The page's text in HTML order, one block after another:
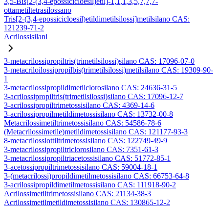
ottametiltetrasilossano
Tris[2-(3,4-epossicicloesil)etildimetilsilossi]metilsilano CAS:
121239-71-2
Acrilossisilani
3-metacrilossipropiltris(trimetilsilossi)silano CAS: 17096-07-0
3-metacriloilossipropilbis(trimetilsilossi)metilsilano CAS: 19309-90-
1
3-metacrilossipropildimetilclorosilano CAS: 24636-31-5
3-acrilossipropiltris(trimetilsilossi)silano CAS: 17096-12-7
3-acrilossipropiltrimetossisilano CAS: 4369-14-6
3-acrilossipropilmetildimetossisilano CAS: 13732-00-8
Metacrilossimetiltrimetossisilano CAS: 54586-78-6
(Metacrilossimetile)metildimetossisilano CAS: 121177-93-3
8-metacrilossiottiltrimetossisilano CAS: 122749-49-9
3-metacrilossipropiltriclorosilano CAS: 7351-61-3
3-metacrilossipropiltriacetossisilano CAS: 51772-85-1
3-acetossipropiltrimetossisilano CAS: 59004-18-1
3-(metacrilossi)propildimetilmetossisilano CAS: 66753-64-8
3-acrilossipropildimetilmetossisilano CAS: 111918-90-2
Acrilossimetiltrimetossisilano CAS: 21134-38-3
Acrilossimetilmetildimetossisilano CAS: 130865-12-2